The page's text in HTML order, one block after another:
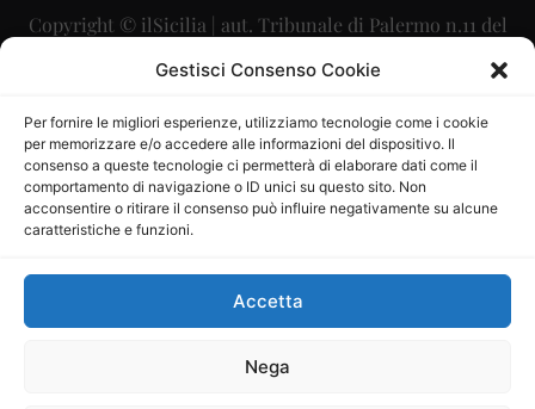
Gestisci Consenso Cookie
Per fornire le migliori esperienze, utilizziamo tecnologie come i cookie
per memorizzare e/o accedere alle informazioni del dispositivo. Il
consenso a queste tecnologie ci permetterà di elaborare dati come il
comportamento di navigazione o ID unici su questo sito. Non
acconsentire o ritirare il consenso può influire negativamente su alcune
caratteristiche e funzioni.
Accetta
Nega
Copyright © ilSicilia | aut. Tribunale di Palermo n.11 del
29/09/2015
Direttore Editoriale: Maurizio Scaglione
Direttore Responsabile: Maria Calabrese
P.IVA: 06334930820
Mercurio Comunicazione Società Cooperativa a r.l. è
iscritta al Registro degli Operatori di Comunicazione al